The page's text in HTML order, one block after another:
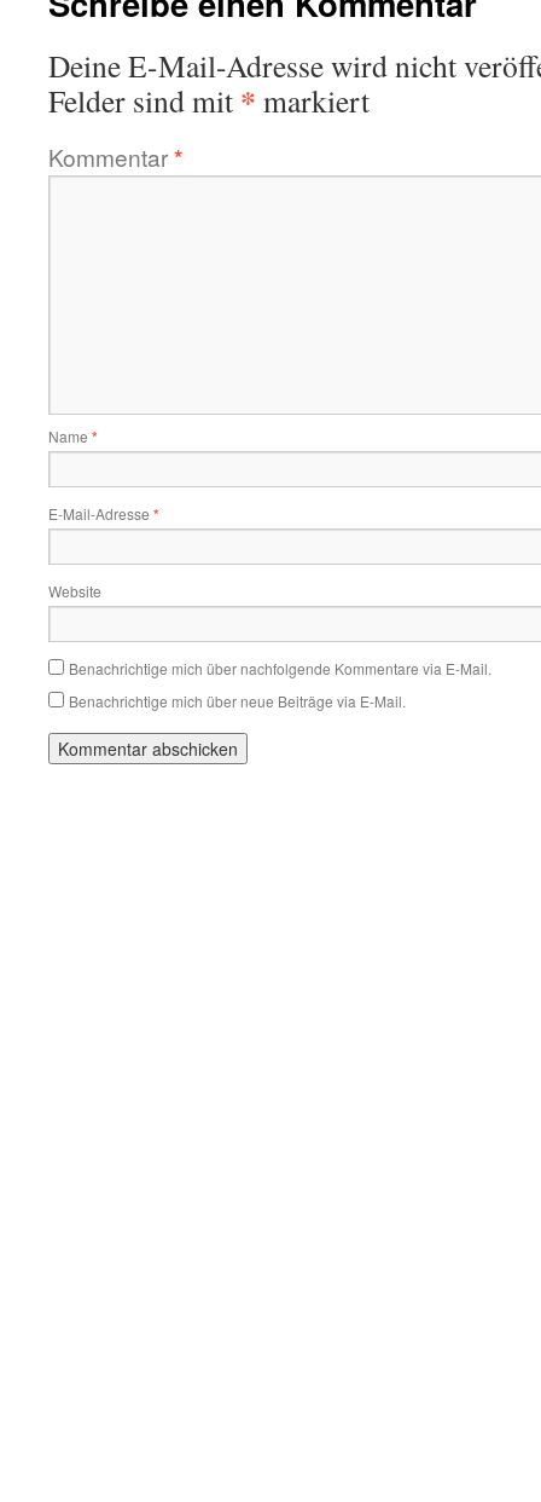
Deine E-Mail-Adresse wird nicht
Felder sind mit * markiert
Kommentar*
Name *
E-Mail-Adresse *
Website
Benachrichtige mich über nachfolgende Kommentare via E-Mail.
Benachrichtige mich über neue Beiträge via E-Mail.